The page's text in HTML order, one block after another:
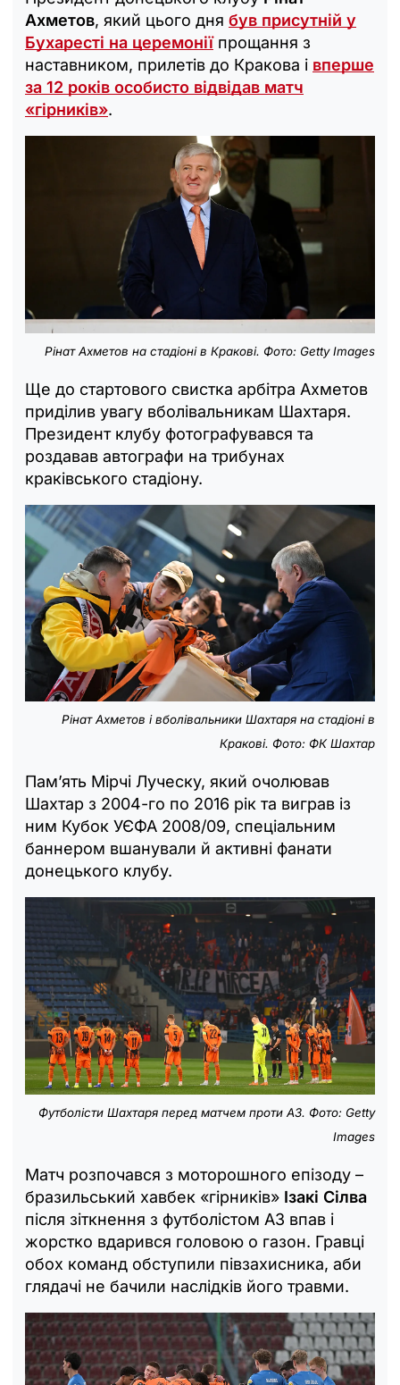
Ахметов, який цього дня був присутній у
Бухаресті на церемоніїпрощання з
наставником, прилетів до Кракова і вперше
за 12 років особисто відвідав матч
«гірників».
Рінат Ахметов на стадіоні в Кракові. Фото: Getty Images
Ще до стартового свистка арбітра Ахметов
приділив увагу вболівальникам Шахтаря.
Президент клубу фотографувався та
роздавав автографи на трибунах
краківського стадіону.
Рінат Ахметов і вболівальники Шахтаря на стадіоні в
Кракові. Фото: ФК Шахтар
Пам’ять Мірчі Луческу, який очолював
Шахтар з 2004-го по 2016 рік та виграв із
ним Кубок УЄФА 2008/09, спеціальним
баннером вшанували й активні фанати
донецького клубу.
Футболісти Шахтаря перед матчем проти АЗ. Фото: Getty
Images
Матч розпочався з моторошного епізоду –
бразильський хавбек «гірників» Ізакі Сілва
після зіткнення з футболістом АЗ впав і
жорстко вдарився головою о газон. Гравці
обох команд обступили півзахисника, аби
глядачі не бачили наслідків його травми.